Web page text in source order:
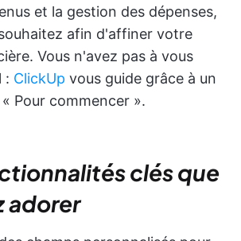
et la gestion des dépenses,
afin d'affiner votre
Vous n'avez pas à vous
: ClickUp vous guide grâce à un
Pour commencer ».
clés que
adorer